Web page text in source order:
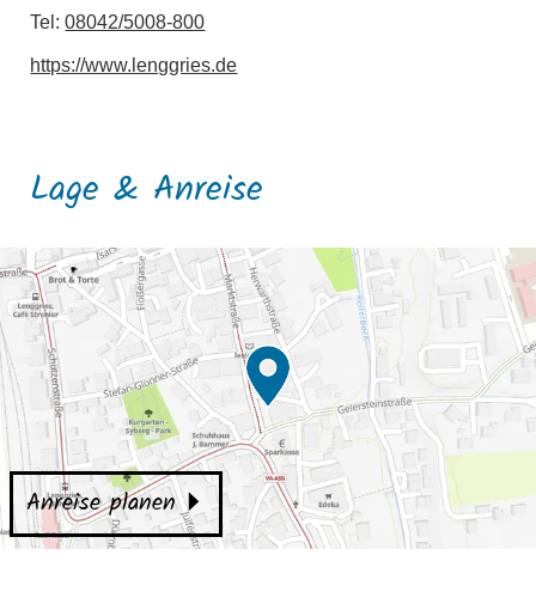
Tel:08042/5008-800
https://www.lenggries.de
Lage & Anreise
Anreise planen